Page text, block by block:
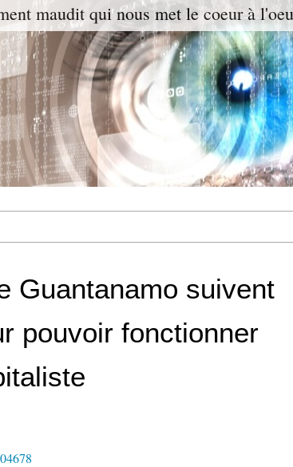
maudit qui nous met le coeur à
Guantanamo suivent
pouvoir fonctionner